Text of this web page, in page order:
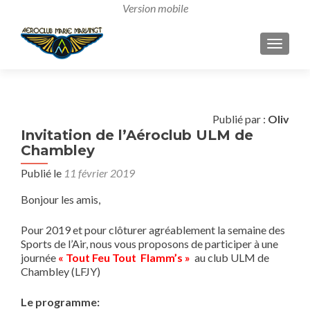
Publié par : Oliv
Invitation de l’Aéroclub ULM de
Chambley
Publié le 11 février 2019
Bonjour les amis,
Pour 2019 et pour clôturer agréablement la semaine des
Sports de l’Air, nous vous proposons de participer à une
journée « Tout Feu Tout Flamm’s » au club ULM de
Chambley (LFJY)
Le programme: